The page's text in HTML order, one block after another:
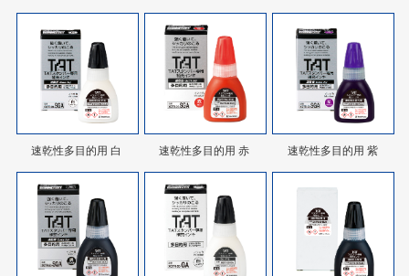
速乾性多目的用 白 速乾性多目的用 赤 速乾性多目的用 紫